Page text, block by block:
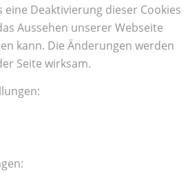
eine Deaktivierung dieser Cookies
Aussehen unserer Webseite
kann. Die Änderungen werden
Seite wirksam.